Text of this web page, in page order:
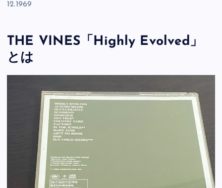
12.1969
THE VINES「Highly Evolved」
とは